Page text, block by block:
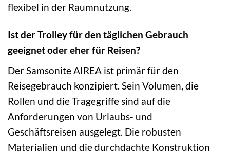
flexibel in der Raumnutzung.
Ist der Trolley für den täglichen Gebrauch
geeignet oder eher für Reisen?
Der Samsonite AIREA ist primär für den
Reisegebrauch konzipiert. Sein Volumen, die
Rollen und die Tragegriffe sind auf die
Anforderungen von Urlaubs- und
Geschäftsreisen ausgelegt. Die robusten
Materialien und die durchdachte Konstruktion